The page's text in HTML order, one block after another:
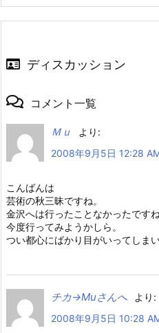
ディスカッション
コメント一覧
Ｍｕ
より:
2008年9月5日 12:28
こんばんは
芸術の秋三昧ですね。
金沢へは行ったことなかったですね
今度行ってみようかしら。
つい都心にばかり目がいってしま
チカ→Muさんへ
より:
2008年9月5日 10:28